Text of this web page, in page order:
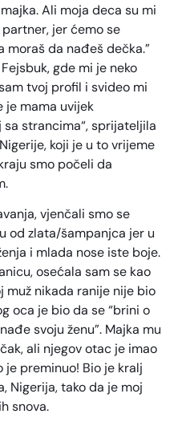
Ali moja deca su mi
partner, jer ćemo se
moraš da nađeš dečka.”
gde mi je neko
tvoj profil i svideo mi
je mama uvijek
sa strancima“, sprijateljila
koji je u to vrijeme
smo počeli da
vjenčali smo se
od zlata/šampanjca jer u
i mlada nose iste boje.
osećala sam se kao
muž nikada ranije nije bio
oca je bio da se “brini o
svoju ženu”. Majka mu
ali njegov otac je imao
je preminuo! Bio je kralj
Nigerija, tako da je moj
snova.